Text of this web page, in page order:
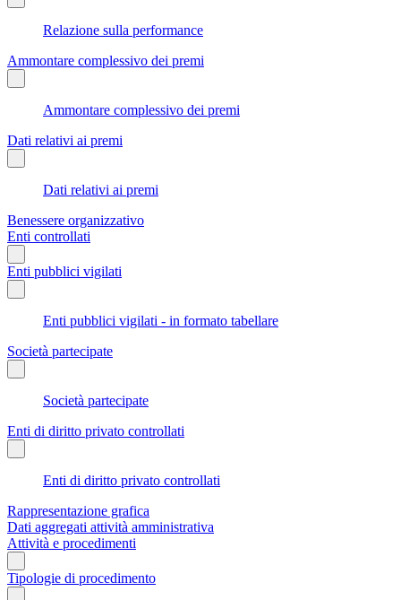
Relazione sulla performance
Ammontare complessivo dei premi
Ammontare complessivo dei premi
Dati relativi ai premi
Dati relativi ai premi
Benessere organizzativo
Enti controllati
Enti pubblici vigilati
Enti pubblici vigilati - in formato tabellare
Società partecipate
Società partecipate
Enti di diritto privato controllati
Enti di diritto privato controllati
Rappresentazione grafica
Dati aggregati attività amministrativa
Attività e procedimenti
Tipologie di procedimento